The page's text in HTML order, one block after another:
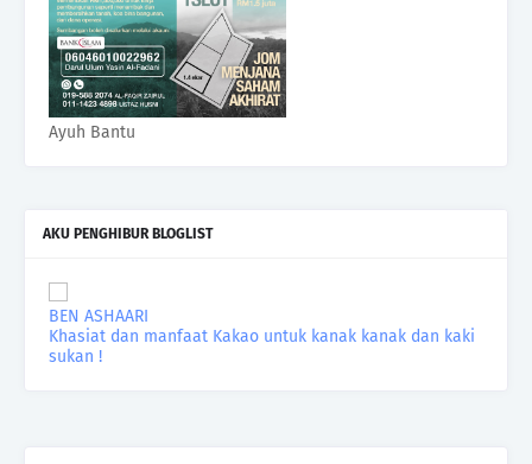
Ayuh Bantu
AKU PENGHIBUR BLOGLIST
BEN ASHAARI
Khasiat dan manfaat Kakao untuk kanak kanak dan kaki
sukan !